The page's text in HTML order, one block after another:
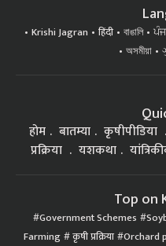
Krishi Jagran हिंदी বাঙালি
অসমীয়া
होम बातम्या कृषीपीडिया
प्रक्रिया
यशकथा
Top on
Government Schemes
Farming कृषी प्रक्रिया Orchard